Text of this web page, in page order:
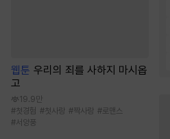
웹툰 우리의 죄를 사하지 마시옵
고
19.9만
#첫경험 #첫사랑 #짝사랑 #로맨스
#서양풍